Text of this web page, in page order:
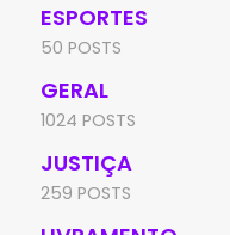
ESPORTES
50 POSTS
GERAL
1024 POSTS
JUSTIÇA
259 POSTS